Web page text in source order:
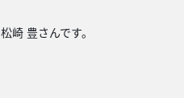
崎 豊さんです。